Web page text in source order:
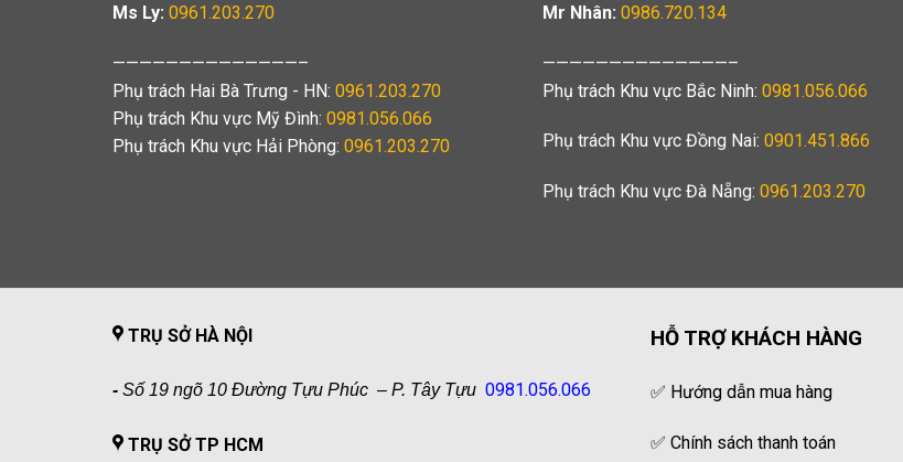
Ms Ly: 0961.203.270
——————————————–
Phụ trách Hai Bà Trưng - HN: 0961.203.270
Phụ trách Khu vực Mỹ Đình: 0981.056.066
Phụ trách Khu vực Hải Phòng: 0961.203.270
Mr Nhân: 0986.720.134
——————————————–
Phụ trách Khu vực Bắc Ninh: 0981.056.066
Phụ trách Khu vực Đồng Nai: 0901.451.866
Phụ trách Khu vực Đà Nẵng: 0961.203.270
TRỤ SỞ HÀ NỘI
- Số 19 ngõ 10 Đường Tựu Phúc – P. Tây Tựu 0981.056.066
TRỤ SỞ TP HCM
HỖ TRỢ KHÁCH HÀNG
✅ Hướng dẫn mua hàng
✅ Chính sách thanh toán